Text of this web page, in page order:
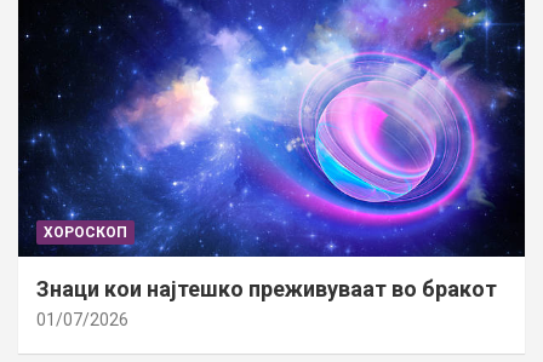
ХОРОСКОП
Знаци кои најтешко преживуваат во бракот
01/07/2026